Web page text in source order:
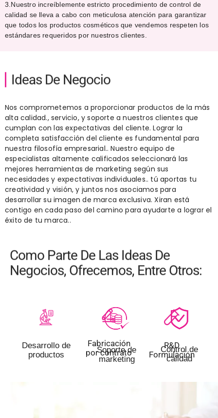
3.Nuestro increíblemente estricto procedimiento de control de
calidad se lleva a cabo con meticulosa atención para garantizar
que todos los productos cosméticos que vendemos respeten los
estándares requeridos por nuestros clientes.
Ideas De Negocio
Nos comprometemos a proporcionar productos de la más
alta calidad., servicio, y soporte a nuestros clientes que
cumplan con las expectativas del cliente. Lograr la
completa satisfacción del cliente es fundamental para
nuestra filosofía empresarial.. Nuestro equipo de
especialistas altamente calificados seleccionará las
mejores herramientas de marketing según sus
necesidades y expectativas individuales.. tú aportas tu
creatividad y visión, y juntos nos asociamos para
desarrollar su imagen de marca exclusiva. Xiran está
contigo en cada paso del camino para ayudarte a lograr el
éxito de tu marca..
Como Parte De Las Ideas De
Negocios, Ofrecemos, Entre Otros:
Desarrollo de
productos
Soporte de
marketing
Fabricación
por contrato
Control de
calidad
R&D
Formulación